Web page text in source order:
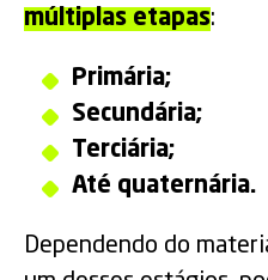
múltiplas etapas:
Primária;
Secundária;
Terciária;
Até quaternária.
Dependendo do